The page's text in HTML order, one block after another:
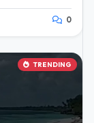
0
TRENDING